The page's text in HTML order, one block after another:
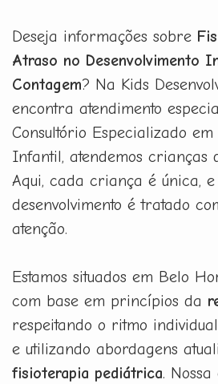
Deseja informações sobre
Atraso no Desenvolvimento
Contagem? Na Kids
encontra atendimento
Consultório Especializado
Infantil, atendemos crianças
Aqui, cada criança é única, e
desenvolvimento é tratado
atenção.
Estamos situados em Belo
com base em princípios da
respeitando o ritmo
e utilizando abordagens
fisioterapia pediátrica.